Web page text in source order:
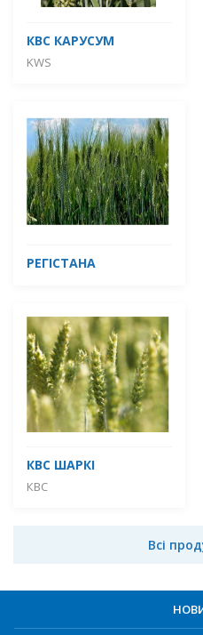
КВС КАРУСУМ
KWS
РЕГІСТАНА
КВС ШАРКІ
КВС
Всі